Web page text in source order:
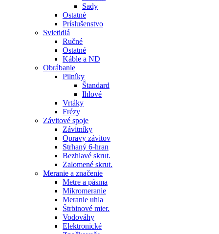
Sady
Ostatné
Príslušenstvo
Svietidlá
Ručné
Ostatné
Káble a ND
Obrábanie
Pilníky
Štandard
Ihlové
Vrtáky
Frézy
Závitové spoje
Závitníky
Opravy závitov
Strhaný 6-hran
Bezhlavé skrut.
Zalomené skrut.
Meranie a značenie
Metre a pásma
Mikromeranie
Meranie uhla
Štrbinové mier.
Vodováhy
Elektronické